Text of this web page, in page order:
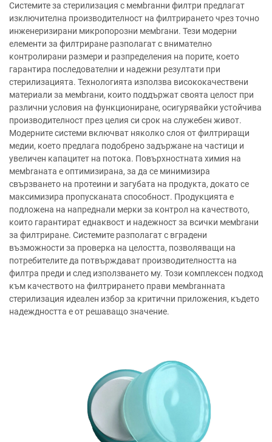
Системите за стерилизация с мемbrанни филтри предлагат
изключителна производителност на филтрирането чрез точно
инженеризирани микропорозни мемbrани. Тези модерни
елементи за филтриране разполагат с внимателно
контролирани размери и разпределения на порите, което
гарантира последователни и надежни резултати при
стерилизацията. Технологията използва висококачествени
материали за мемbrани, които поддържат своята целост при
различни условия на функциониране, осигурявайки устойчива
производителност през целия си срок на служебен живот.
Модерните системи включват няколко слоя от филтриращи
медии, което предлага подобрено задържане на частици и
увеличен капацитет на потока. Повърхностната химия на
мемbrаната е оптимизирана, за да се минимизира
свързването на протеини и загубата на продукта, докато се
максимизира пропусканата способност. Продукцията е
подложена на напреднали мерки за контрол на качеството,
които гарантират еднаквост и надежност за всички мемbrани
за филтриране. Системите разполагат с вградени
възможности за проверка на целостта, позволяващи на
потребителите да потвърждават производителността на
филтра преди и след използването му. Този комплексен подход
към качеството на филтрирането прави мемbrанната
стерилизация идеален избор за критични приложения, където
надеждността е от решаващо значение.